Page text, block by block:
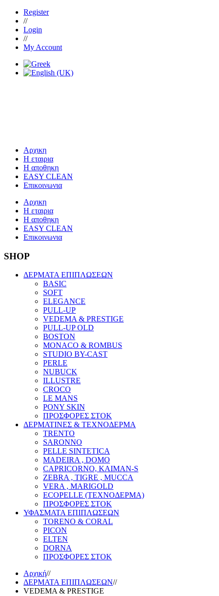
Register
//
Login
//
My Account
Αρχικη
Η εταιρια
Η αποθηκη
EASY CLEAN
Επικοινωνια
Αρχικη
Η εταιρια
Η αποθηκη
EASY CLEAN
Επικοινωνια
SHOP
ΔΕΡΜΑΤΑ ΕΠΙΠΛΩΣΕΩΝ
BASIC
SOFT
ELEGANCE
PULL-UP
VEDEMA & PRESTIGE
PULL-UP OLD
BOSTON
MONACO & ROMBUS
STUDIO BY-CAST
PERLE
NUBUCK
ILLUSTRE
CROCO
LE MANS
PONY SKIN
ΠΡΟΣΦΟΡΕΣ ΣΤΟΚ
ΔΕΡΜΑΤΙΝΕΣ & ΤΕΧΝΟΔΕΡΜΑ
TRENTO
SARONNO
PELLE SINTETICA
MADEIRA , DOMO
CAPRICORNO, KAIMAN-S
ZEBRA , TIGRE , MUCCA
VERA , MARIGOLD
ECOPELLE (ΤΕΧΝΟΔΕΡΜΑ)
ΠΡΟΣΦΟΡΕΣ ΣΤΟΚ
ΥΦΑΣΜΑΤΑ ΕΠΙΠΛΩΣΕΩΝ
TORENO & CORAL
PICON
ELTEN
DORNA
ΠΡΟΣΦΟΡΕΣ ΣΤΟΚ
Αρχική//
ΔΕΡΜΑΤΑ ΕΠΙΠΛΩΣΕΩΝ//
VEDEMA & PRESTIGE